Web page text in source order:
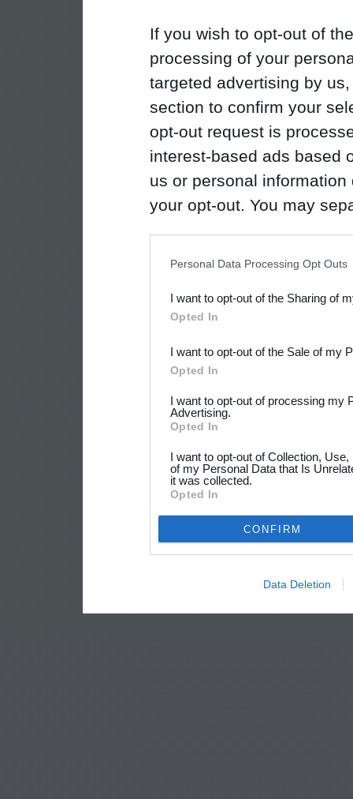
If you wish to opt-out of
processing of your
targeted advertising by
section to confirm your
opt-out request is
interest-based ads based
us or personal
your opt-out. You may
Downstream Participants
third parties.
Personal Data Processing Opt Outs
I want to opt-out of the Sharing of
Opted In
I want to opt-out of the Sale of my
Opted In
I want to opt-out of processing my
Advertising.
Opted In
I want to opt-out of Collection,
of my Personal Data that Is
it was collected.
Opted In
CONFIRM
Data Deletion